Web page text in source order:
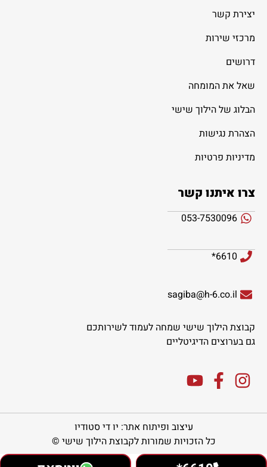
יצירת קשר
מרכזי שירות
דרושים
שאל את המומחה
הבלוג של הילוך שישי
הצהרת נגישות
מדיניות פרטיות
צרו איתנו קשר
053-7530096
6610*
sagiba@h-6.co.il
קבוצת הילוך שישי שמחה לעמוד לשירותכם
גם בערוצים הדיגיטליים
עיצוב ופיתוח אתר: יו די סטודיו
כל הזכויות שמורות לקבוצת הילוך שישי ©